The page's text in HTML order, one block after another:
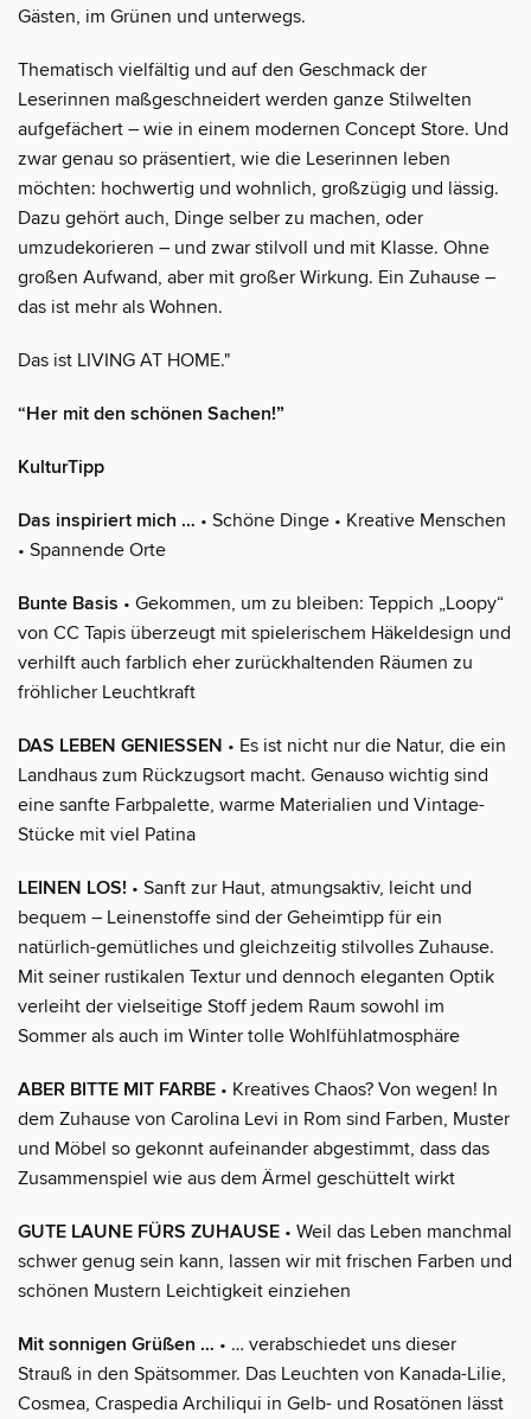
Gästen, im Grünen und unterwegs.
Thematisch vielfältig und auf den Geschmack der
Leserinnen maßgeschneidert werden ganze Stilwelten
aufgefächert – wie in einem modernen Concept Store. Und
zwar genau so präsentiert, wie die Leserinnen leben
möchten: hochwertig und wohnlich, großzügig und lässig.
Dazu gehört auch, Dinge selber zu machen, oder
umzudekorieren – und zwar stilvoll und mit Klasse. Ohne
großen Aufwand, aber mit großer Wirkung. Ein Zuhause –
das ist mehr als Wohnen.
Das ist LIVING AT HOME."
“Her mit den schönen Sachen!”
KulturTipp
Das inspiriert mich … • Schöne Dinge • Kreative Menschen
• Spannende Orte
Bunte Basis • Gekommen, um zu bleiben: Teppich „Loopy“
von CC Tapis überzeugt mit spielerischem Häkeldesign und
verhilft auch farblich eher zurückhaltenden Räumen zu
fröhlicher Leuchtkraft
DAS LEBEN GENIESSEN • Es ist nicht nur die Natur, die ein
Landhaus zum Rückzugsort macht. Genauso wichtig sind
eine sanfte Farbpalette, warme Materialien und Vintage-
Stücke mit viel Patina
LEINEN LOS! • Sanft zur Haut, atmungsaktiv, leicht und
bequem – Leinenstoffe sind der Geheimtipp für ein
natürlich-gemütliches und gleichzeitig stilvolles Zuhause.
Mit seiner rustikalen Textur und dennoch eleganten Optik
verleiht der vielseitige Stoff jedem Raum sowohl im
Sommer als auch im Winter tolle Wohlfühlatmosphäre
ABER BITTE MIT FARBE • Kreatives Chaos? Von wegen! In
dem Zuhause von Carolina Levi in Rom sind Farben, Muster
und Möbel so gekonnt aufeinander abgestimmt, dass das
Zusammenspiel wie aus dem Ärmel geschüttelt wirkt
GUTE LAUNE FÜRS ZUHAUSE • Weil das Leben manchmal
schwer genug sein kann, lassen wir mit frischen Farben und
schönen Mustern Leichtigkeit einziehen
Mit sonnigen Grüßen … • … verabschiedet uns dieser
Strauß in den Spätsommer. Das Leuchten von Kanada-Lilie,
Cosmea, Craspedia Archiliqui in Gelb- und Rosatönen lässt